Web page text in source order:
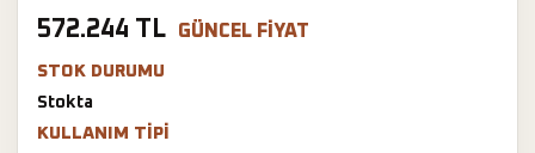
572.244 TL GÜNCEL FIYAT
STOK DURUMU
Stokta
KULLANIM TIPI